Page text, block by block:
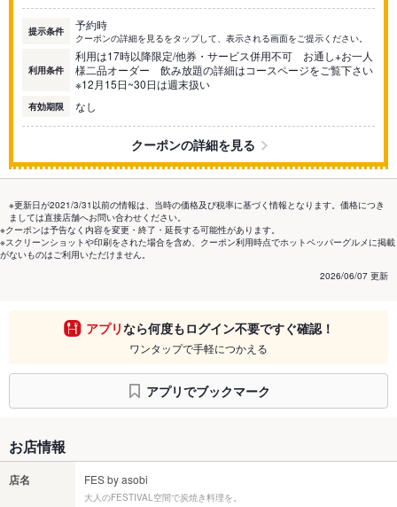
提示条件 予約時
クーポンの詳細を見るをタップして、表示される画面をご提示ください。
利用条件
利用は17時以降限定/他券・サービス併用不可 お通し+お一人
様二品オーダー 飲み放題の詳細はコースページをご覧下さい
※12月15日~30日は週末扱い
有効期限 なし
クーポンの詳細を見る
※更新日が2021/3/31以前の情報は、当時の価格及び税率に基づく情報となります。価格につき
ましては直接店舗へお問い合わせください。
※クーポンは予告なく内容を変更・終了・延長する可能性があります。
※スクリーンショットや印刷をされた場合を含め、クーポン利用時点でホットペッパーグルメに掲載
がないものはご利用いただけません。
2026/06/07 更新
アプリなら何度もログイン不要ですぐ確認！
ワンタップで手軽につかえる
アプリでブックマーク
お店情報
店名 FES by asobi
大人のFESTIVAL空間で炭焼き料理を。